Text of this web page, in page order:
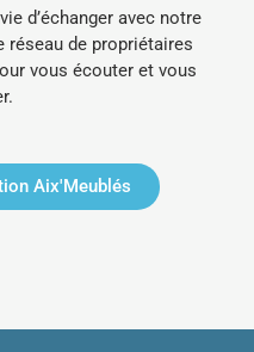
d’échanger avec notre
réseau de propriétaires
vous écouter et vous
Aix'Meublés